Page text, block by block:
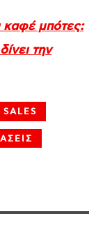
καφέ μπότες:
την